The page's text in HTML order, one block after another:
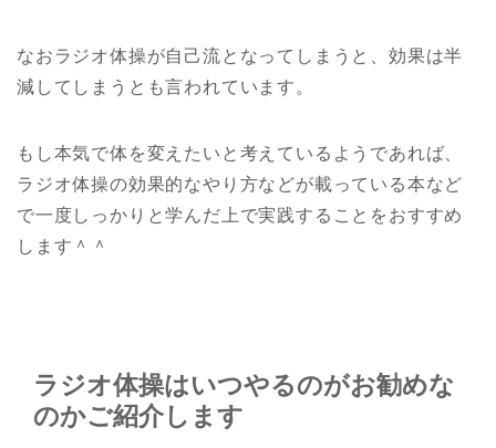
なおラジオ体操が自己流となってしまうと、効果は半
減してしまうとも言われています。
もし本気で体を変えたいと考えているようであれば、
ラジオ体操の効果的なやり方などが載っている本など
で一度しっかりと学んだ上で実践することをおすすめ
します＾＾
ラジオ体操はいつやるのがお勧めな
のかご紹介します